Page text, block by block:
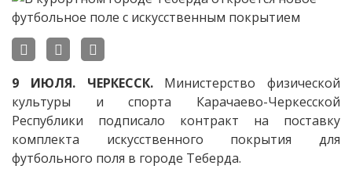
9 ИЮЛЯ. ЧЕРКЕССК. Министерство физической
культуры и спорта Карачаево-Черкесской
Республики подписало контракт на поставку
комплекта искусственного покрытия для
футбольного поля в городе Теберда.